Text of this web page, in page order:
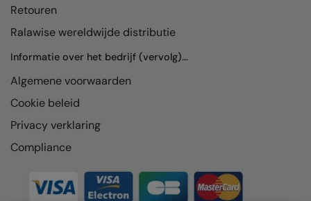
New Morning Studios
Nike
Nimbus
Nutshell
OGIO
Portman & Pooch
Retouren
Ralawise wereldwijde distributie
Informatie over het bedrijf (vervolg)...
Algemene voorwaarden
Cookie beleid
Privacy verklaring
Compliance